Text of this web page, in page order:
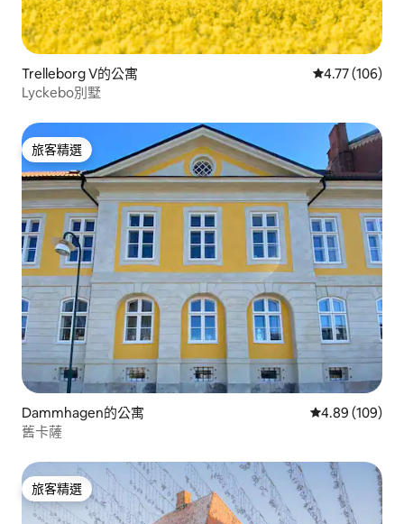
Trelleborg V的公寓 從 106 則評價
4.77 (106)
Lyckebo別墅
旅客精選
旅客精選
Dammhagen的公寓 從 109 則評價
4.89 (109)
舊卡薩
旅客精選
旅客精選